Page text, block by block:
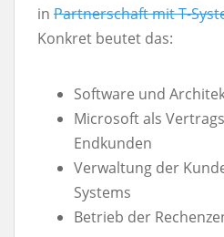
in Partnerschaft mit T-
Konkret beutet das:
Software und
Microsoft als
Endkunden
Verwaltung der
Systems
Betrieb der